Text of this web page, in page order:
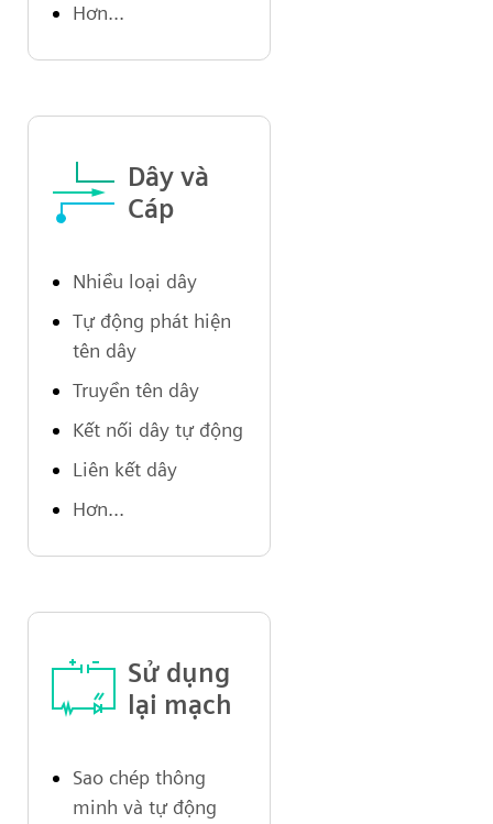
Hơn...
Dây và
Cáp
Nhiều loại dây
Tự động phát hiện
tên dây
Truyền tên dây
Kết nối dây tự động
Liên kết dây
Hơn...
Sử dụng
lại mạch
Sao chép thông
minh và tự động